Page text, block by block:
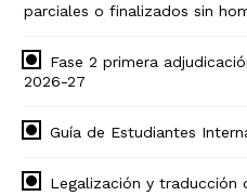
parciales o finalizados sin
Fase 2 primera
2026-27
Guía de Estudiantes
Legalización y traducción